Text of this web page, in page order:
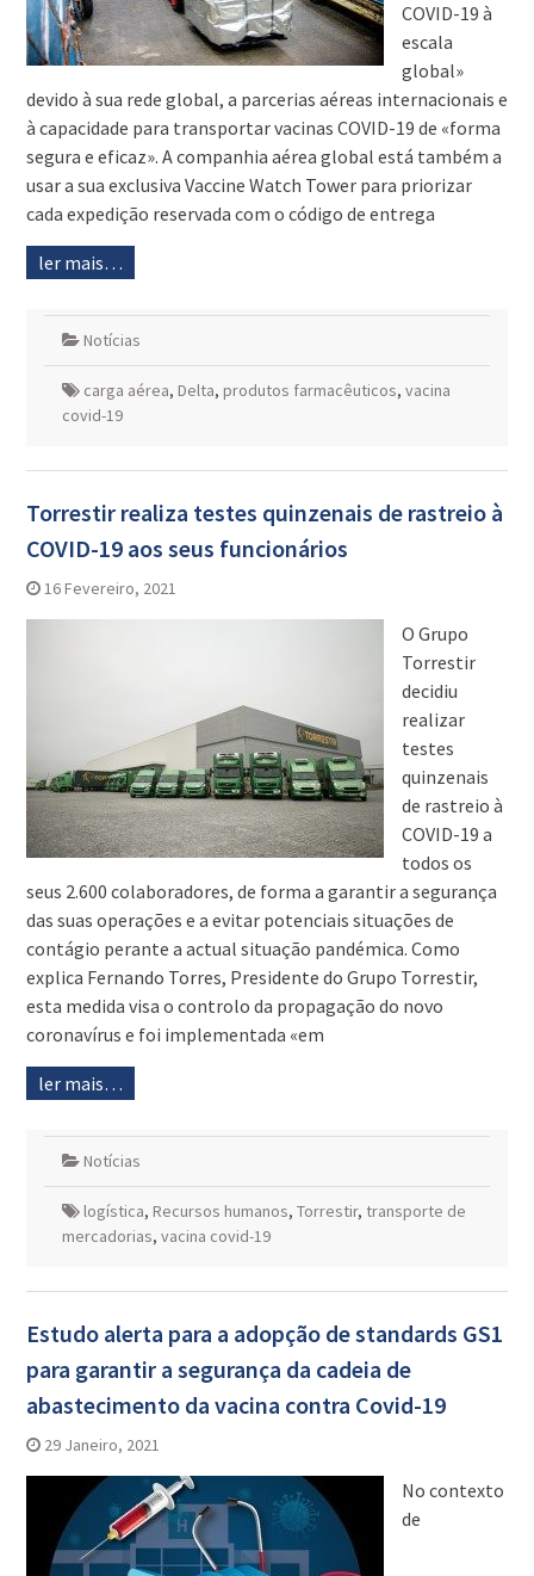
COVID-19 à
escala
global»
devido à sua rede global, a parcerias aéreas internacionais e
à capacidade para transportar vacinas COVID-19 de «forma
segura e eficaz». A companhia aérea global está também a
usar a sua exclusiva Vaccine Watch Tower para priorizar
cada expedição reservada com o código de entrega
ler mais…
Notícias
carga aérea, Delta, produtos farmacêuticos, vacina
covid-19
Torrestir realiza testes quinzenais de rastreio à
COVID-19 aos seus funcionários
16 Fevereiro, 2021
O Grupo
Torrestir
decidiu
realizar
testes
quinzenais
de rastreio à
COVID-19 a
todos os
seus 2.600 colaboradores, de forma a garantir a segurança
das suas operações e a evitar potenciais situações de
contágio perante a actual situação pandémica. Como
explica Fernando Torres, Presidente do Grupo Torrestir,
esta medida visa o controlo da propagação do novo
coronavírus e foi implementada «em
ler mais…
Notícias
logística, Recursos humanos, Torrestir, transporte de
mercadorias, vacina covid-19
Estudo alerta para a adopção de standards GS1
para garantir a segurança da cadeia de
abastecimento da vacina contra Covid-19
29 Janeiro, 2021
No contexto
de